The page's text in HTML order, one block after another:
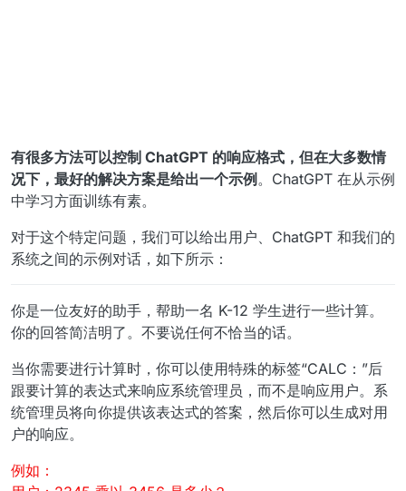
有很多方法可以控制 ChatGPT 的响应格式，但在大多数情
况下，最好的解决方案是给出一个示例 。ChatGPT 在从示例
中学习方面训练有素。
对于这个特定问题，我们可以给出用户、ChatGPT 和我们的
系统之间的示例对话，如下所示：
你是一位友好的助手，帮助一名 K-12 学生进行一些计算。
你的回答简洁明了。不要说任何不恰当的话。
当你需要进行计算时，你可以使用特殊的标签“CALC：”后
跟要计算的表达式来响应系统管理员，而不是响应用户。系
统管理员将向你提供该表达式的答案，然后你可以生成对用
户的响应。
例如：